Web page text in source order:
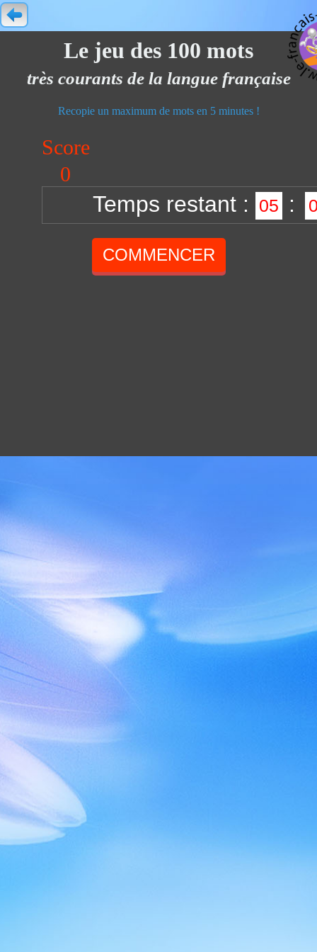
Le jeu des 100 mots
très courants de la langue française
Recopie un maximum de mots en 5 minutes !
Score
0
Temps restant : 05 :
COMMENCER